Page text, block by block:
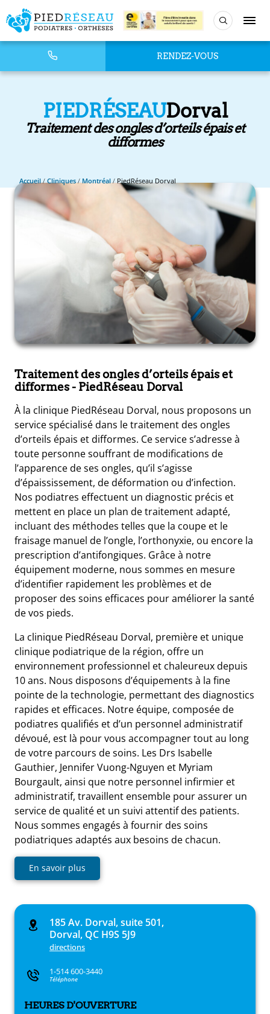
RENDEZ-VOUS
PIEDRÉSEAUDorval
Traitement des ongles d’orteils épais et
difformes
Accueil/Cliniques/Montréal/PiedRéseau Dorval
Traitement des ongles d’orteils épais et
difformes- PiedRéseau Dorval
À la clinique PiedRéseau Dorval, nous proposons un
service spécialisé dans le traitement des ongles
d’orteils épais et difformes. Ce service s’adresse à
toute personne souffrant de modifications de
l’apparence de ses ongles, qu’il s’agisse
d’épaississement, de déformation ou d’infection.
Nos podiatres effectuent un diagnostic précis et
mettent en place un plan de traitement adapté,
incluant des méthodes telles que la coupe et le
fraisage manuel de l’ongle, l’orthonyxie, ou encore la
prescription d’antifongiques. Grâce à notre
équipement moderne, nous sommes en mesure
d’identifier rapidement les problèmes et de
proposer des soins efficaces pour améliorer la santé
de vos pieds.
La clinique PiedRéseau Dorval, première et unique
clinique podiatrique de la région, offre un
environnement professionnel et chaleureux depuis
10 ans. Nous disposons d’équipements à la fine
pointe de la technologie, permettant des diagnostics
rapides et efficaces. Notre équipe, composée de
podiatres qualifiés et d’un personnel administratif
dévoué, est là pour vous accompagner tout au long
de votre parcours de soins. Les Drs Isabelle
Gauthier, Jennifer Vuong-Nguyen et Myriam
Bourgault, ainsi que notre personnel infirmier et
administratif, travaillent ensemble pour assurer un
service de qualité et un suivi attentif des patients.
Nous sommes engagés à fournir des soins
podiatriques adaptés aux besoins de chacun.
En savoir plus
185 Av. Dorval, suite 501,
Dorval, QC H9S 5J9
directions
1-514 600-3440
Téléphone
HEURES D'OUVERTURE